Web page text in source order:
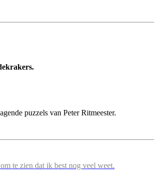
puzzels van Peter Ritmeester.
te zien dat ik best nog veel weet.